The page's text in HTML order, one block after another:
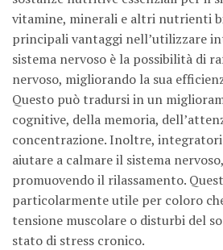
vitamine, minerali e altri nutrienti
principali vantaggi nell’utilizzare
sistema nervoso è la possibilità di
nervoso, migliorando la sua
Questo può tradursi in un
cognitive, della memoria,
concentrazione. Inoltre,
aiutare a calmare il sistema
promuovendo il rilassamento.
particolarmente utile per coloro
tensione muscolare o disturbi del
stato di stress cronico.